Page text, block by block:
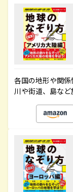
各国の地形や関係
川や街道、島など